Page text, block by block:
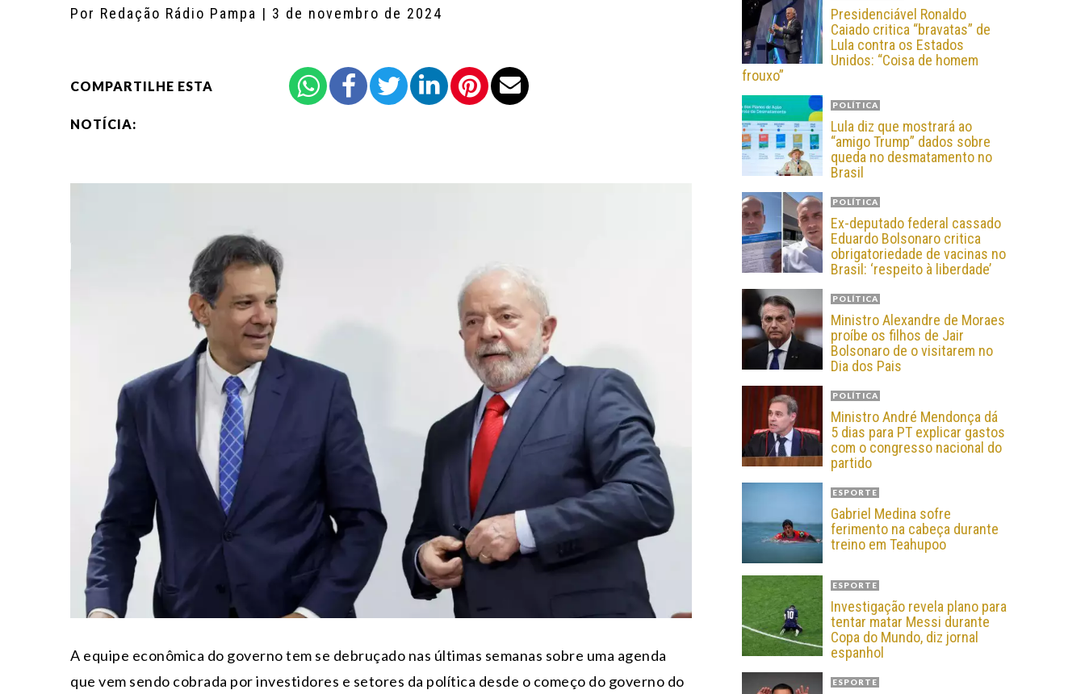
Por Redação Rádio Pampa | 3 de novembro de 2024
COMPARTILHE ESTA
NOTÍCIA:
A equipe econômica do governo tem se debruçado nas últimas semanas sobre uma agenda
que vem sendo cobrada por investidores e setores da política desde o começo do governo do
Presidenciável Ronaldo
Caiado critica “bravatas” de
Lula contra os Estados
Unidos: “Coisa de homem
frouxo”
POLÍTICA
Lula diz que mostrará ao
“amigo Trump” dados sobre
queda no desmatamento no
Brasil
POLÍTICA
Ex-deputado federal cassado
Eduardo Bolsonaro critica
obrigatoriedade de vacinas no
Brasil: ‘respeito à liberdade’
POLÍTICA
Ministro Alexandre de Moraes
proíbe os filhos de Jair
Bolsonaro de o visitarem no
Dia dos Pais
POLÍTICA
Ministro André Mendonça dá
5 dias para PT explicar gastos
com o congresso nacional do
partido
ESPORTE
Gabriel Medina sofre
ferimento na cabeça durante
treino em Teahupoo
ESPORTE
Investigação revela plano para
tentar matar Messi durante
Copa do Mundo, diz jornal
espanhol
ESPORTE